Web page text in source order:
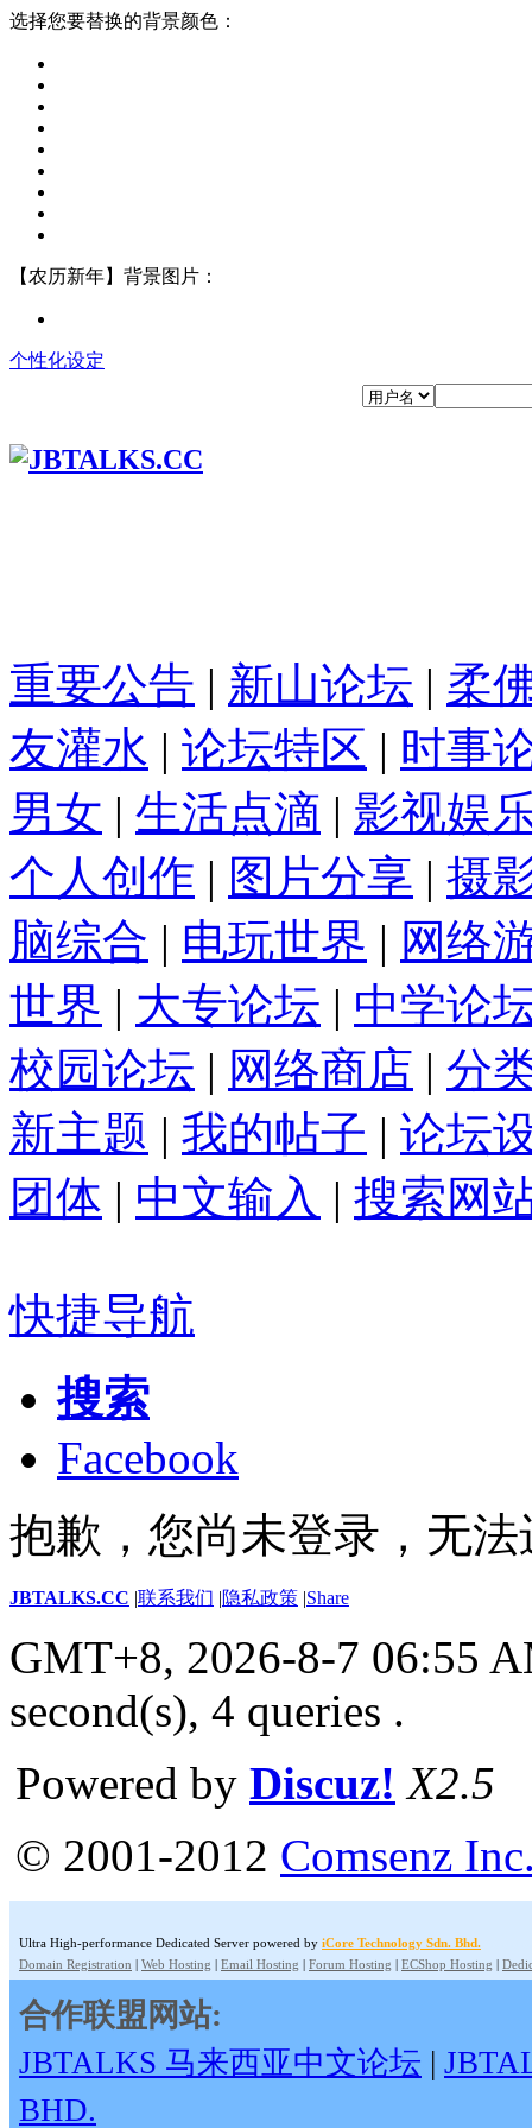
选择您要替换的背景颜色：
【农历新年】背景图片：
个性化设定
重要公告 | 新山论坛 | 柔
友灌水 | 论坛特区 | 时事
男女 | 生活点滴 | 影视娱
个人创作 | 图片分享 | 摄
脑综合 | 电玩世界 | 网络
世界 | 大专论坛 | 中学论
校园论坛 | 网络商店 | 分
新主题 | 我的帖子 | 论坛
团体 | 中文输入 | 搜索网
快捷导航
搜索
Facebook
抱歉，您尚未登录，无
JBTALKS.CC |联系我们 |隐私政策 |Share
GMT+8, 2026-8-7 06:55
second(s), 4 queries .
Powered by Discuz! X2.5
© 2001-2012 Comsenz
Ultra High-performance Dedicated Server powered by iCore Technology Sdn. Bhd.
Domain Registration | Web Hosting | Email Hosting | Forum Hosting | ECShop Hosting |
合作联盟网站:
JBTALKS 马来西亚中文论坛 |
BHD.